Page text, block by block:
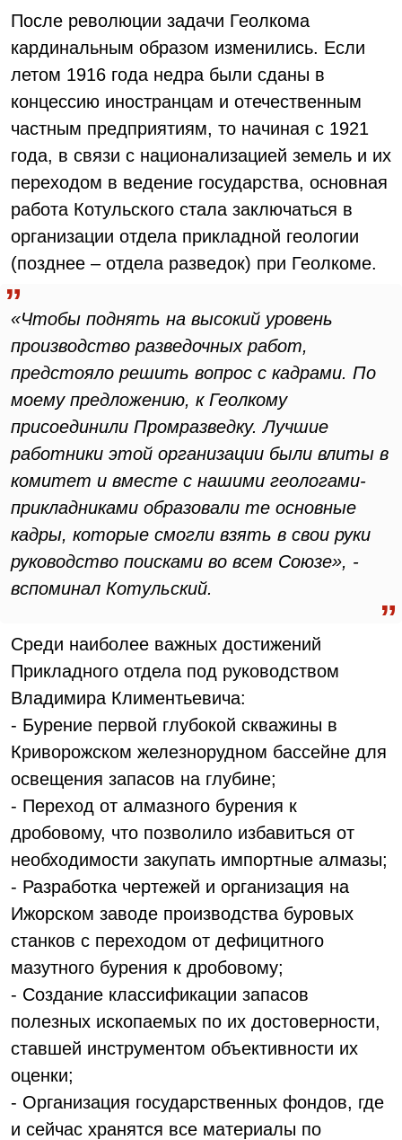
После революции задачи Геолкома
кардинальным образом изменились. Если
летом 1916 года недра были сданы в
концессию иностранцам и отечественным
частным предприятиям, то начиная с 1921
года, в связи с национализацией земель и их
переходом в ведение государства, основная
работа Котульского стала заключаться в
организации отдела прикладной геологии
(позднее – отдела разведок) при Геолкоме.
«Чтобы поднять на высокий уровень
производство разведочных работ,
предстояло решить вопрос с кадрами. По
моему предложению, к Геолкому
присоединили Промразведку. Лучшие
работники этой организации были влиты в
комитет и вместе с нашими геологами-
прикладниками образовали те основные
кадры, которые смогли взять в свои руки
руководство поисками во всем Союзе», -
вспоминал Котульский.
Среди наиболее важных достижений
Прикладного отдела под руководством
Владимира Климентьевича:
- Бурение первой глубокой скважины в
Криворожском железнорудном бассейне для
освещения запасов на глубине;
- Переход от алмазного бурения к
дробовому, что позволило избавиться от
необходимости закупать импортные алмазы;
- Разработка чертежей и организация на
Ижорском заводе производства буровых
станков с переходом от дефицитного
мазутного бурения к дробовому;
- Создание классификации запасов
полезных ископаемых по их достоверности,
ставшей инструментом объективности их
оценки;
- Организация государственных фондов, где
и сейчас хранятся все материалы по